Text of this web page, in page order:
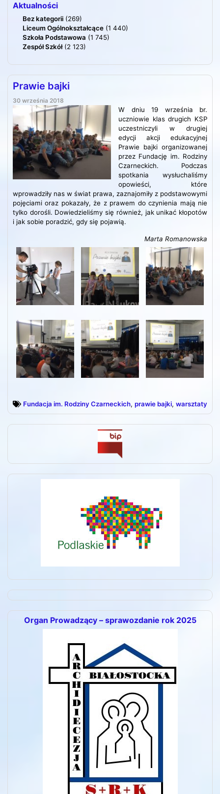
Aktualności
Bez kategorii (269)
Liceum Ogólnokształcące (1 440)
Szkoła Podstawowa (1 745)
Zespół Szkół(2 123)
Prawie bajki
30 września 2018
W dniu 19 września br.
uczniowie klas drugich KSP
uczestniczyli w drugiej
edycji akcji edukacyjnej
Prawie bajki organizowanej
przez Fundację im. Rodziny
Czarneckich. Podczas
spotkania wysłuchaliśmy
opowieści, które
wprowadziły nas w świat prawa, zaznajomiły z podstawowymi
pojęciami oraz pokazały, że z prawem do czynienia mają nie
tylko dorośli. Dowiedzieliśmy się również, jak unikać kłopotów
i jak sobie poradzić, gdy się pojawią.
Marta Romanowska
Fundacja im. Rodziny Czarneckich, prawie bajki, warsztaty
Organ Prowadzący – sprawozdanie rok 2025